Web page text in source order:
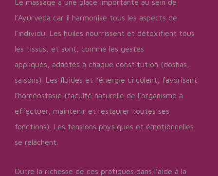
Le massage a une place importante au sein de
l’Ayurveda car il harmonise tous les aspects de
l’individu. Les huiles nourrissent et détoxifient tous
les tissus, et sont, comme les gestes
appliqués, adaptés à chaque constitution (doshas,
saisons). Les fluides et l’énergie circulent, favorisant
l’homéostasie (faculté naturelle de l’organisme à
effectuer, maintenir et restaurer toutes ses
fonctions). Les tensions physiques et émotionnelles
se relâchent.
Outre la richesse de ces pratiques dans l’aide à la